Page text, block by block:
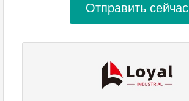
Отправить сейчас